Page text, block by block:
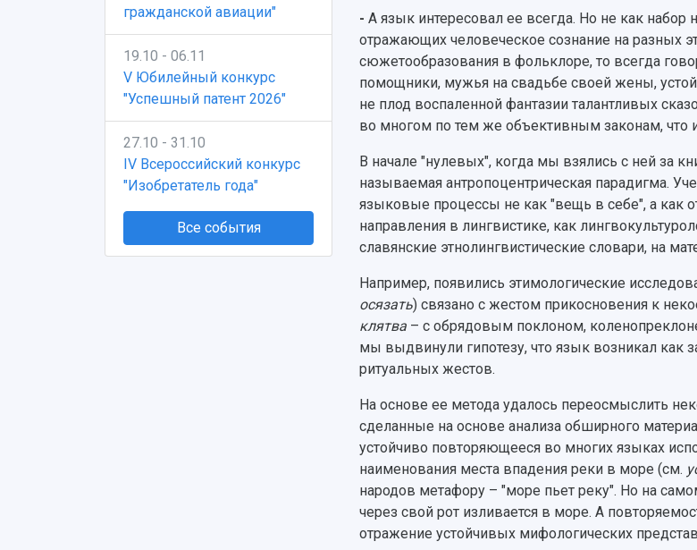
гражданской авиации"
19.10 - 06.11
V Юбилейный конкурс
"Успешный патент 2026"
27.10 - 31.10
IV Всероссийский конкурс
"Изобретатель года"
Все события
- А язык интересовал ее всегда. Но не как
отражающих человеческое сознание на разных
сюжетообразования в фольклоре, то всегда
помощники, мужья на свадьбе своей жены,
не плод воспаленной фантазии талантливых
во многом по тем же объективным законам, что
В начале "нулевых", когда мы взялись с ней за
называемая антропоцентрическая парадигма.
языковые процессы не как "вещь в себе", а как
направления в лингвистике, как
славянские этнолингвистические словари, на
Например, появились этимологические
осязать) связано с жестом прикосновения к
клятва – с обрядовым поклоном,
мы выдвинули гипотезу, что язык возникал как
ритуальных жестов.
На основе ее метода удалось переосмыслить
сделанные на основе анализа обширного
устойчиво повторяющееся во многих языках
наименования места впадения реки в море (см.
народов метафору – "море пьет реку". Но на
через свой рот изливается в море. А
отражение устойчивых мифологических